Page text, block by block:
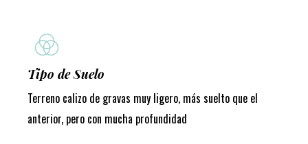
Tipo de Suelo
Terreno calizo de gravas muy ligero, más suelto que el
anterior, pero con mucha profundidad